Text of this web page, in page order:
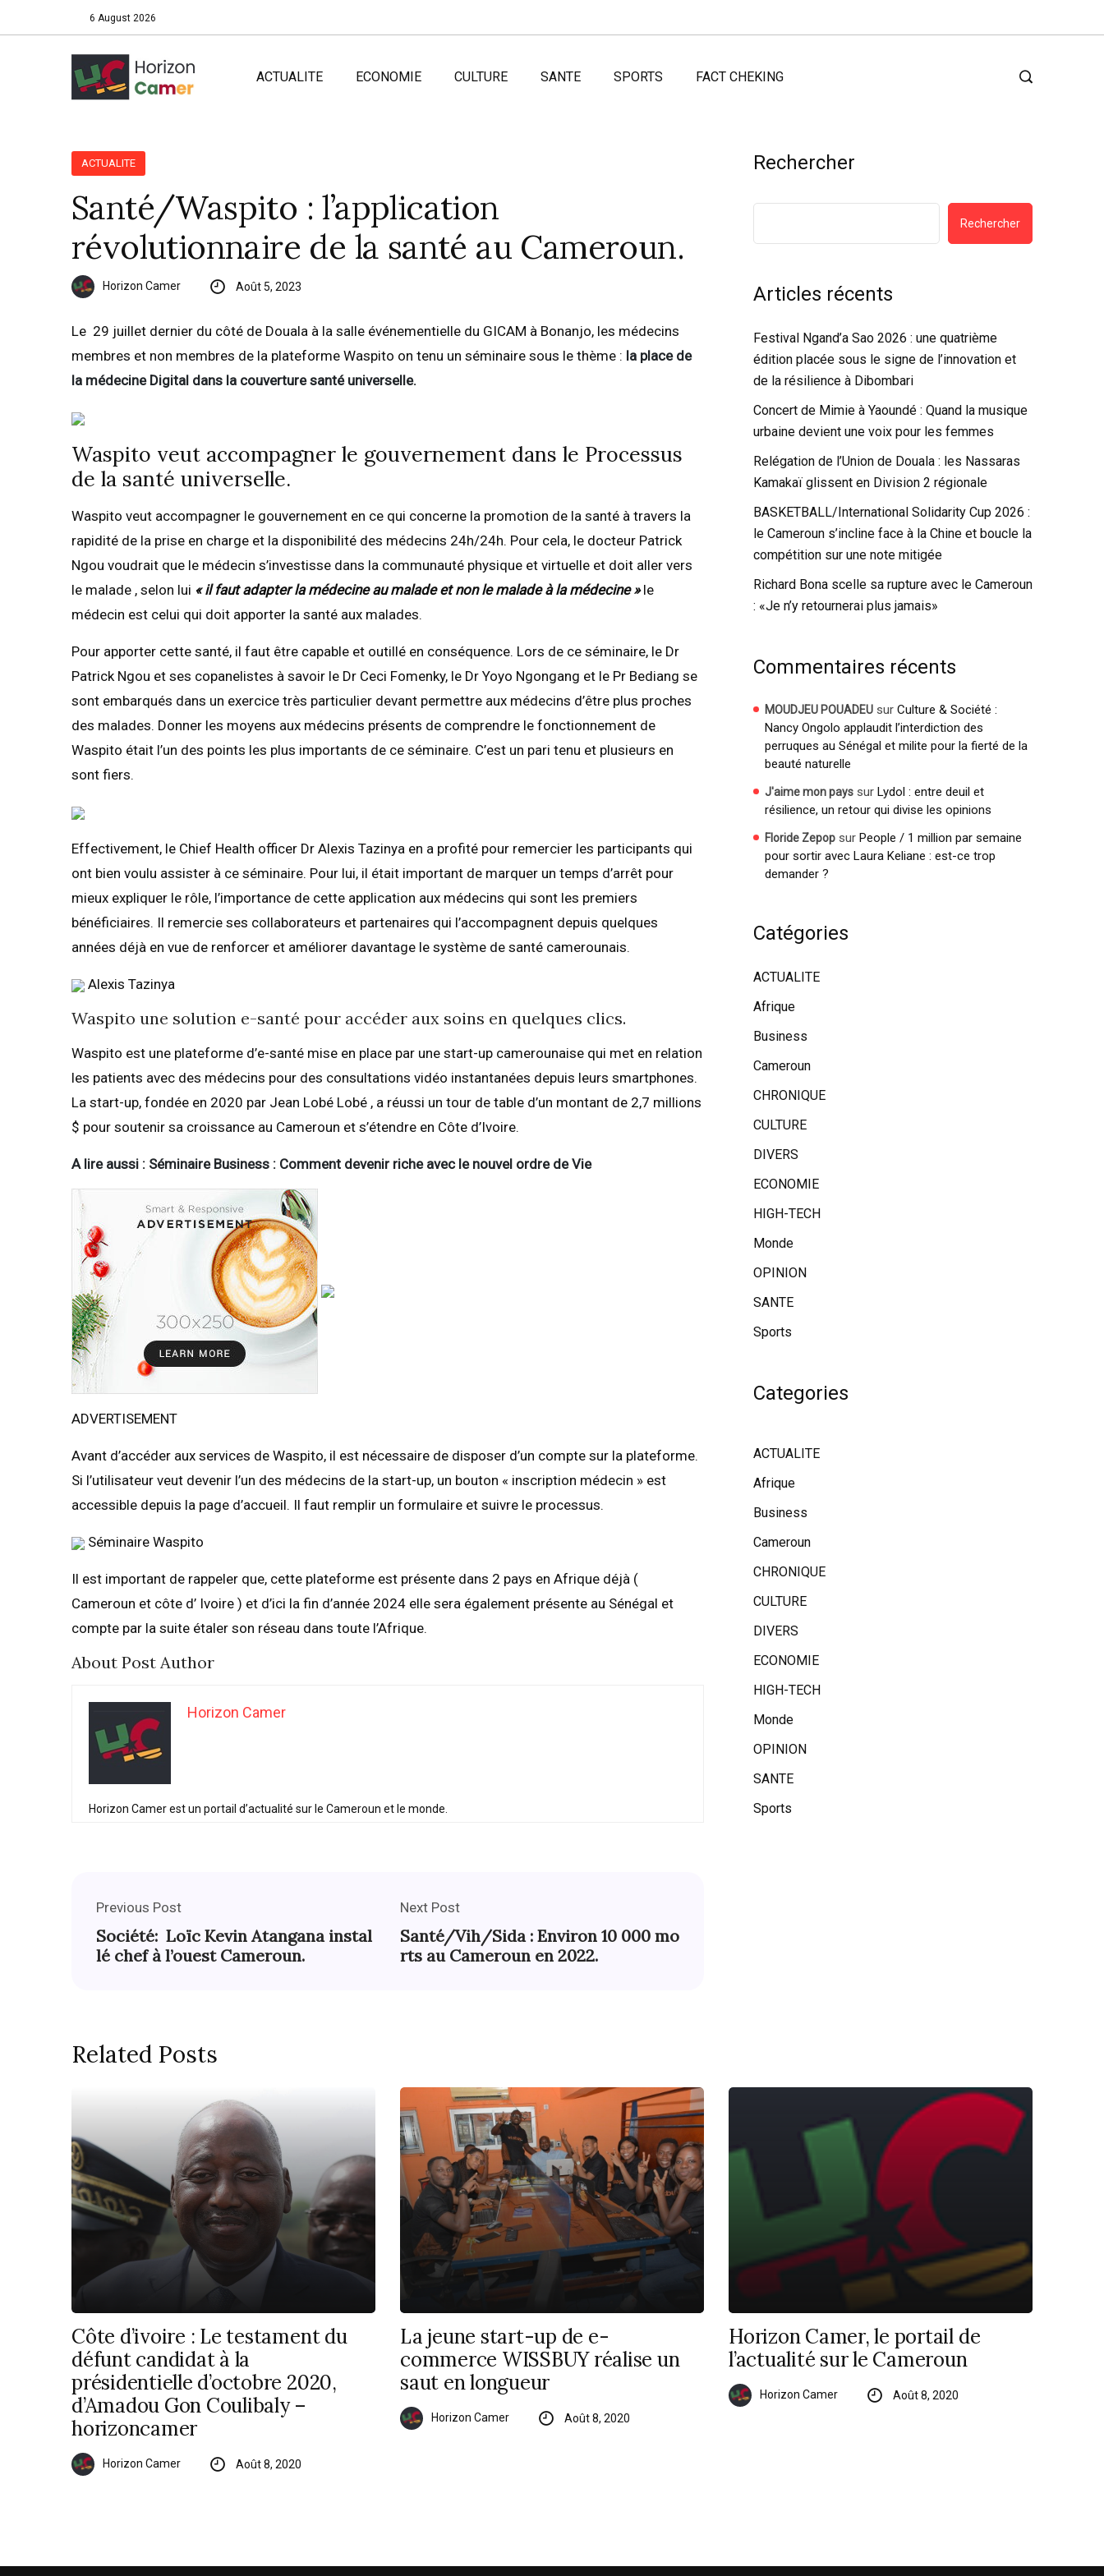
6 August 2026
ACTUALITE ECONOMIE CULTURE SANTE SPORTS FACT CHEKING
ACTUALITE
Santé/Waspito : l’application
révolutionnaire de la santé au Cameroun.
Horizon Camer Août 5, 2023
Le 29 juillet dernier du côté de Douala à la salle événementielle du GICAM à Bonanjo, les médecins
membres et non membres de la plateforme Waspito on tenu un séminaire sous le thème : la place de
la médecine Digital dans la couverture santé universelle.
Waspito veut accompagner le gouvernement dans le Processus
de la santé universelle.
Waspito veut accompagner le gouvernement en ce qui concerne la promotion de la santé à travers la
rapidité de la prise en charge et la disponibilité des médecins 24h/24h. Pour cela, le docteur Patrick
Ngou voudrait que le médecin s’investisse dans la communauté physique et virtuelle et doit aller vers
le malade , selon lui « il faut adapter la médecine au malade et non le malade à la médecine »le
médecin est celui qui doit apporter la santé aux malades.
Pour apporter cette santé, il faut être capable et outillé en conséquence. Lors de ce séminaire, le Dr
Patrick Ngou et ses copanelistes à savoir le Dr Ceci Fomenky, le Dr Yoyo Ngongang et le Pr Bediang se
sont embarqués dans un exercice très particulier devant permettre aux médecins d’être plus proches
des malades. Donner les moyens aux médecins présents de comprendre le fonctionnement de
Waspito était l’un des points les plus importants de ce séminaire. C’est un pari tenu et plusieurs en
sont fiers.
Effectivement, le Chief Health officer Dr Alexis Tazinya en a profité pour remercier les participants qui
ont bien voulu assister à ce séminaire. Pour lui, il était important de marquer un temps d’arrêt pour
mieux expliquer le rôle, l’importance de cette application aux médecins qui sont les premiers
bénéficiaires. Il remercie ses collaborateurs et partenaires qui l’accompagnent depuis quelques
années déjà en vue de renforcer et améliorer davantage le système de santé camerounais.
Alexis Tazinya
Waspito une solution e-santé pour accéder aux soins en quelques clics.
Waspito est une plateforme d’e-santé mise en place par une start-up camerounaise qui met en relation
les patients avec des médecins pour des consultations vidéo instantanées depuis leurs smartphones.
La start-up, fondée en 2020 par Jean Lobé Lobé , a réussi un tour de table d’un montant de 2,7 millions
$ pour soutenir sa croissance au Cameroun et s’étendre en Côte d’Ivoire.
A lire aussi : Séminaire Business : Comment devenir riche avec le nouvel ordre de Vie
ADVERTISEMENT
Avant d’accéder aux services de Waspito, il est nécessaire de disposer d’un compte sur la plateforme.
Si l’utilisateur veut devenir l’un des médecins de la start-up, un bouton « inscription médecin » est
accessible depuis la page d’accueil. Il faut remplir un formulaire et suivre le processus.
Séminaire Waspito
Il est important de rappeler que, cette plateforme est présente dans 2 pays en Afrique déjà (
Cameroun et côte d’ Ivoire ) et d’ici la fin d’année 2024 elle sera également présente au Sénégal et
compte par la suite étaler son réseau dans toute l’Afrique.
About Post Author
Horizon Camer
Horizon Camer est un portail d’actualité sur le Cameroun et le monde.
Previous Post
Société: Loïc Kevin Atangana instal
lé chef à l’ouest Cameroun.
Next Post
Santé/Vih/Sida : Environ 10 000 mo
rts au Cameroun en 2022.
Rechercher
Rechercher
Articles récents
Festival Ngand’a Sao 2026 : une quatrième
édition placée sous le signe de l’innovation et
de la résilience à Dibombari
Concert de Mimie à Yaoundé : Quand la musique
urbaine devient une voix pour les femmes
Relégation de l’Union de Douala : les Nassaras
Kamakaï glissent en Division 2 régionale
BASKETBALL/International Solidarity Cup 2026 :
le Cameroun s’incline face à la Chine et boucle la
compétition sur une note mitigée
Richard Bona scelle sa rupture avec le Cameroun
: «Je n’y retournerai plus jamais»
Commentaires récents
MOUDJEU POUADEU sur Culture & Société :
Nancy Ongolo applaudit l’interdiction des
perruques au Sénégal et milite pour la fierté de la
beauté naturelle
J'aime mon pays sur Lydol : entre deuil et
résilience, un retour qui divise les opinions
Floride Zepop sur People / 1 million par semaine
pour sortir avec Laura Keliane : est-ce trop
demander ?
Catégories
ACTUALITE
Afrique
Business
Cameroun
CHRONIQUE
CULTURE
DIVERS
ECONOMIE
HIGH-TECH
Monde
OPINION
SANTE
Sports
Categories
ACTUALITE
Afrique
Business
Cameroun
CHRONIQUE
CULTURE
DIVERS
ECONOMIE
HIGH-TECH
Monde
OPINION
SANTE
Sports
Related Posts
Côte d’ivoire : Le testament du
défunt candidat à la
présidentielle d’octobre 2020,
d’Amadou Gon Coulibaly –
horizoncamer
Horizon Camer Août 8, 2020
La jeune start-up de e-
commerce WISSBUY réalise un
saut en longueur
Horizon Camer Août 8, 2020
Horizon Camer, le portail de
l’actualité sur le Cameroun
Horizon Camer Août 8, 2020